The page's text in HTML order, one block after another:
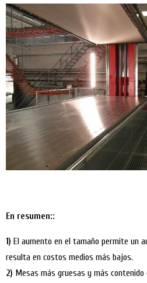
En resumen::
1) El aumento en el tamaño permite un
resulta en costos medios más bajos.
2) Mesas más gruesas y más